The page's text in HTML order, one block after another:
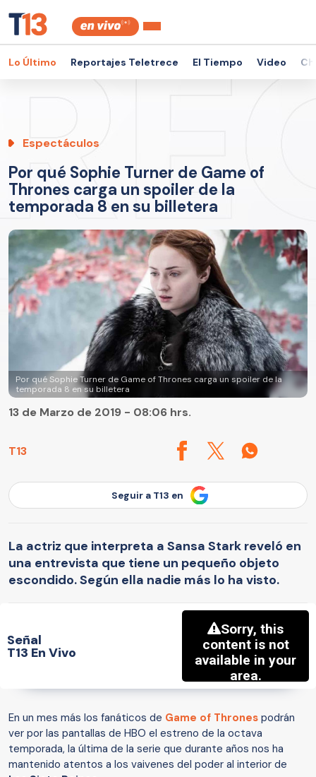
Lo Último Reportajes Teletrece El Tiempo Video
Espectáculos
Por qué Sophie Turner de Game of
Thrones carga un spoiler de la
temporada 8 en su billetera
Por qué Sophie Turner de Game of Thrones carga un spoiler de la
temporada 8 en su billetera
T13
13 de Marzo de 2019 - 08:06 hrs.
Seguir a T13 en
La actriz que interpreta a Sansa Stark reveló en
una entrevista que tiene un pequeño objeto
escondido. Según ella nadie más lo ha visto.
Señal
T13 En Vivo
En un mes más los fanáticos de Game of Thrones podrán
ver por las pantallas de HBO el estreno de la octava
temporada, la última de la serie que durante años nos ha
mantenido atentos a los vaivenes del poder al interior de